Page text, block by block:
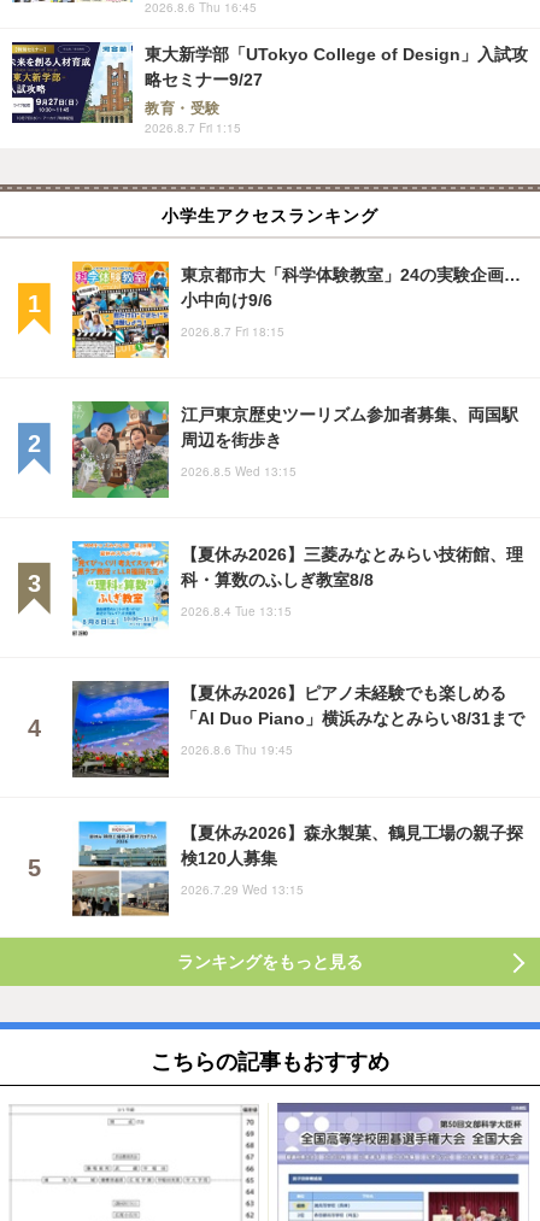
2026.8.6 Thu 16:45
東大新学部「UTokyo College of Design」入試攻
略セミナー9/27
教育・受験
2026.8.7 Fri 1:15
小学生アクセスランキング
東京都市大「科学体験教室」24の実験企画…
小中向け9/6
2026.8.7 Fri 18:15
江戸東京歴史ツーリズム参加者募集、両国駅
周辺を街歩き
2026.8.5 Wed 13:15
【夏休み2026】三菱みなとみらい技術館、理
科・算数のふしぎ教室8/8
2026.8.4 Tue 13:15
【夏休み2026】ピアノ未経験でも楽しめる
「AI Duo Piano」横浜みなとみらい8/31まで
2026.8.6 Thu 19:45
【夏休み2026】森永製菓、鶴見工場の親子探
検120人募集
2026.7.29 Wed 13:15
ランキングをもっと見る
こちらの記事もおすすめ